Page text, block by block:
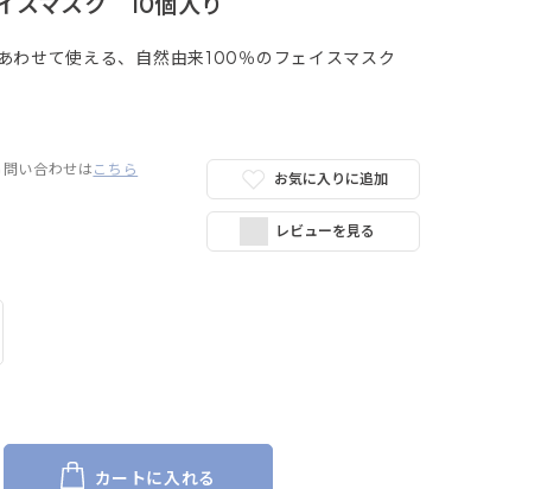
わせて使える、自然由来100％のフェイスマスク
い合わせは こちら
お気に入りに追加
レビューを見る
カートに入れる